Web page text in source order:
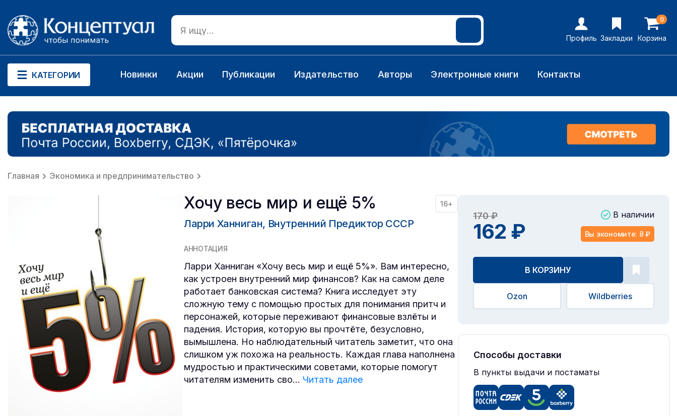
Профиль Закладки
0
Корзина
КАТЕГОРИИ Новинки Акции Публикации Издательство Авторы Электронные книги Контакты
Главная Экономика и предпринимательство
Хочу весь мир и ещё 5% 16+
Ларри Ханниган, Внутренний Предиктор СССР
АННОТАЦИЯ
Ларри Ханниган «Хочу весь мир и ещё 5%». Вам интересно,
как устроен внутренний мир финансов? Как на самом деле
работает банковская система? Книга исследует эту
сложную тему с помощью простых для понимания притч и
персонажей, которые переживают финансовые взлёты и
падения. История, которую вы прочтёте, безусловно,
вымышлена. Но наблюдательный читатель заметит, что она
слишком уж похожа на реальность. Каждая глава наполнена
мудростью и практическими советами, которые помогут
читателям изменить сво... Читать далее
170 ₽
162 ₽
В наличии
Вы экономите: 8 ₽
В КОРЗИНУ
Ozon Wildberries
Способы доставки
В пункты выдачи и постаматы